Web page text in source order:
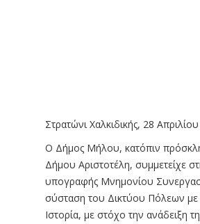
Στρατώνι Χαλκιδικής, 28
Ο Δήμος Μήλου, κατόπιν
Δήμου Αριστοτέλη, συμμετείχε
υπογραφής Μνημονίου
σύσταση του Δικτύου Πόλεων με
Ιστορία, με στόχο την ανάδειξη